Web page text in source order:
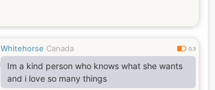
Whitehorse Canada 0.3
Im a kind person who knows what she wants
and i love so many things